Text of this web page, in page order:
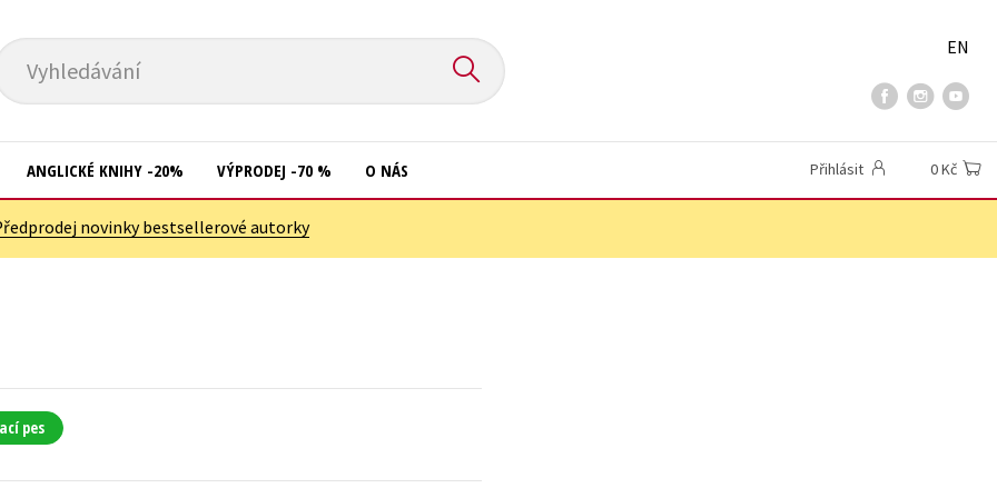
Vyhledávání
EN
ANGLICKÉ KNIHY -20% VÝPRODEJ -70 % O NÁS Přihlásit 0 Kč
novinky bestsellerové autorky
pes